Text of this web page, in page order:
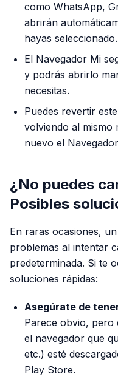
como WhatsApp,
abrirán
hayas seleccionado.
El Navegador Mi
y podrás abrirlo
necesitas.
Puedes revertir
volviendo al mismo
nuevo el
¿No puedes
Posibles
En raras ocasiones,
problemas al intentar
predeterminada. Si te
soluciones rápidas:
Asegúrate de
Parece obvio, pero
el navegador que
etc.) esté
Play Store.